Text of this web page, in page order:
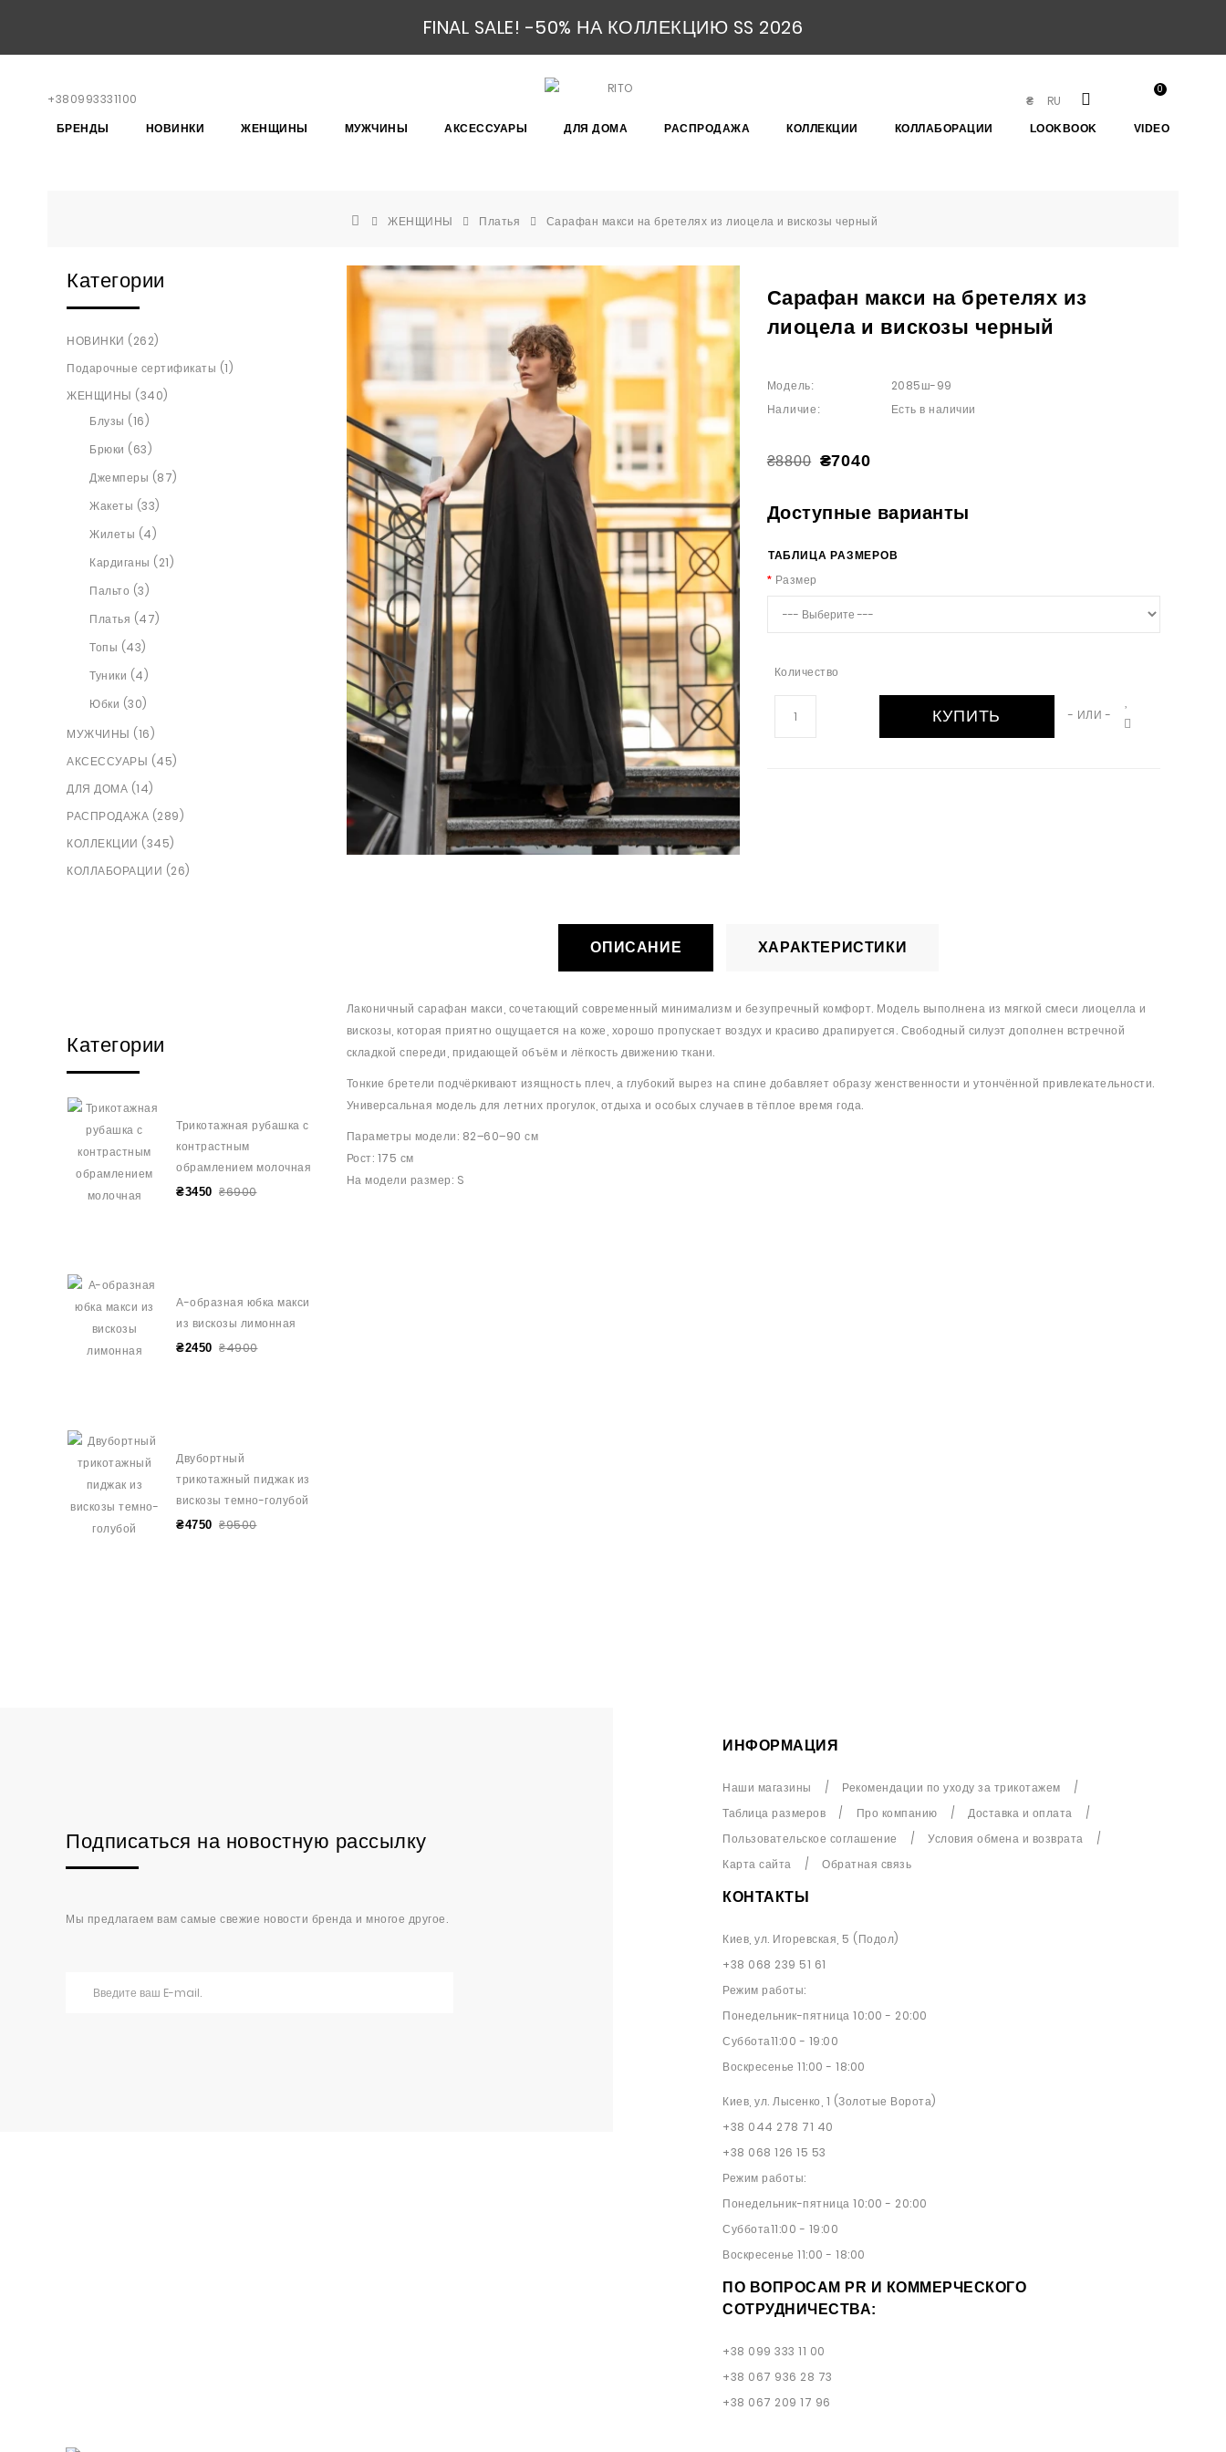
FINAL SALE! -50% НА КОЛЛЕКЦИЮ SS 2026
0
RU
₴
БРЕНДЫ НОВИНКИ ЖЕНЩИНЫ МУЖЧИНЫ АКСЕССУАРЫ ДЛЯ ДОМА РАСПРОДАЖА КОЛЛЕКЦИИ КОЛЛАБОРАЦИИ LOOKBOOK VIDEO
+380993331100
ЖЕНЩИНЫ Платья Сарафан макси на бретелях из лиоцела и вискозы черный
Категории
НОВИНКИ (262)
Подарочные сертификаты (1)
ЖЕНЩИНЫ (340)
Блузы (16)
Брюки (63)
Джемперы (87)
Жакеты (33)
Жилеты (4)
Кардиганы (21)
Пальто (3)
Платья (47)
Топы (43)
Туники (4)
Юбки (30)
МУЖЧИНЫ (16)
АКСЕССУАРЫ (45)
ДЛЯ ДОМА (14)
РАСПРОДАЖА (289)
КОЛЛЕКЦИИ (345)
КОЛЛАБОРАЦИИ (26)
Категории
Трикотажная рубашка с
контрастным
обрамлением молочная
₴3450 ₴6900
А-образная юбка макси
из вискозы лимонная
₴2450 ₴4900
Двубортный
трикотажный пиджак из
вискозы темно-голубой
₴4750 ₴9500
Сарафан макси на бретелях из
лиоцела и вискозы черный
Модель: 2085ш-99
Наличие: Есть в наличии
₴8800 ₴7040
Доступные варианты
ТАБЛИЦА РАЗМЕРОВ
Размер
Количество
КУПИТЬ - ИЛИ -
ОПИСАНИЕ ХАРАКТЕРИСТИКИ
Лаконичный сарафан макси, сочетающий современный минимализм и безупречный комфорт. Модель выполнена из мягкой смеси лиоцелла и
вискозы, которая приятно ощущается на коже, хорошо пропускает воздух и красиво драпируется. Свободный силуэт дополнен встречной
складкой спереди, придающей объём и лёгкость движению ткани.
Тонкие бретели подчёркивают изящность плеч, а глубокий вырез на спине добавляет образу женственности и утончённой привлекательности.
Универсальная модель для летних прогулок, отдыха и особых случаев в тёплое время года.
Параметры модели: 82–60–90 см
Рост: 175 см
На модели размер: S
Подписаться на новостную рассылку
Мы предлагаем вам самые свежие новости бренда и многое другое.
ИНФОРМАЦИЯ
Наши магазины
Рекомендации по уходу за трикотажем
Таблица размеров
Про компанию
Доставка и оплата
Пользовательское соглашение
Условия обмена и возврата
Карта сайта
Обратная связь
КОНТАКТЫ
Киев, ул. Игоревская, 5 (Подол)
+38 068 239 51 61
Режим работы:
Понедельник-пятница 10:00 - 20:00
Суббота11:00 - 19:00
Воскресенье 11:00 - 18:00
Киев, ул. Лысенко, 1 (Золотые Ворота)
+38 044 278 71 40
+38 068 126 15 53
Режим работы:
Понедельник-пятница 10:00 - 20:00
Суббота11:00 - 19:00
Воскресенье 11:00 - 18:00
ПО ВОПРОСАМ PR И КОММЕРЧЕСКОГО
СОТРУДНИЧЕСТВА:
+38 099 333 11 00
+38 067 936 28 73
+38 067 209 17 96